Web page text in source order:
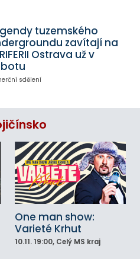
tuzemského
zavítají na
Ostrava už v
sdělení
One man show:
Varieté Krhut
10.11. 19:00, Celý MS kraj